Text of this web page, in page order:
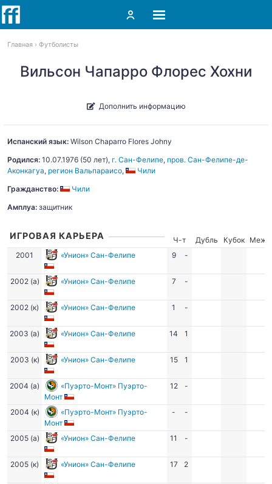
Главная Футболисты
Вильсон Чапарро Флорес Хохни
Дополнить информацию
Испанский язык: Wilson Chaparro Flores Johny
Родился: 10.07.1976 (50 лет), г. Сан-Фелипе, пров. Сан-Фелипе-де-
Аконкагуа, регион Вальпараисо,
Чили
Гражданство:
Чили
Амплуа: защитник
ИГРОВАЯ КАРЬЕРА Ч-т Дубль Кубок
Межд.
2001
«Унион» Сан-Фелипе 9 -
2002 (а) «Унион» Сан-Фелипе 7 -
2002 (к) «Унион» Сан-Фелипе 1 -
2003 (а) «Унион» Сан-Фелипе 14 1
2003 (к) «Унион» Сан-Фелипе 15 1
2004 (а)
«Пуэрто-Монт» Пуэрто-
Монт
12 -
2004 (к)
«Пуэрто-Монт» Пуэрто-
Монт
- -
2005 (а) «Унион» Сан-Фелипе 11 -
2005 (к) «Унион» Сан-Фелипе 17 2